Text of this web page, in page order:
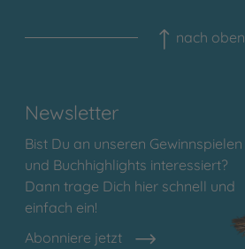
nach oben
Newsletter
Bist Du an unseren Gewinnspielen
und Buchhighlights interessiert?
Dann trage Dich hier schnell und
einfach ein!
Abonniere jetzt